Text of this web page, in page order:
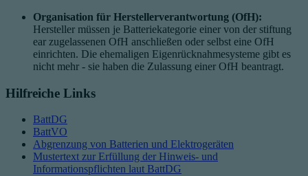
Organisation für Herstellerverantwortung (OfH):
Hersteller müssen je Batteriekategorie einer von der stiftung
ear zugelassenen OfH anschließen oder selbst eine OfH
einrichten. Die ehemaligen Eigenrücknahmesysteme gibt es
nicht mehr - sie haben die Zulassung einer OfH beantragt.
Hilfreiche Links
BattDG
BattVO
Abgrenzung von Batterien und Elektrogeräten
Mustertext zur Erfüllung der Hinweis- und
Informationspflichten laut BattDG